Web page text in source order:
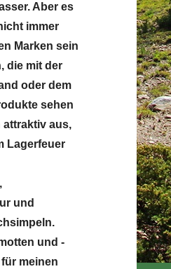
Aber es
immer
Marken sein
die mit der
oder dem
sehen
attraktiv aus,
Lagerfeuer
und
und -
meinen